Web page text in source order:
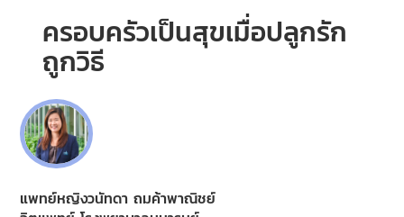
ครอบครัวเป็นสุขเมื่อปลูกรัก
ถูกวิธี
แพทย์หญิงวนัทดา ถมค้าพาณิชย์